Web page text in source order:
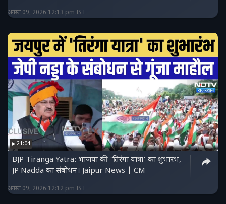
अगस्त 09, 2026 12:13 pm IST
21:04
BJP Tiranga Yatra: भाजपा की 'तिरंगा यात्रा' का शुभारंभ,
JP Nadda का संबोधन। Jaipur News | CM
अगस्त 09, 2026 12:12 pm IST